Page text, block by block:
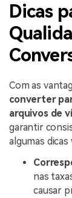
Dicas
Com as
converter
arquivos de
garantir
algumas
nas
causar